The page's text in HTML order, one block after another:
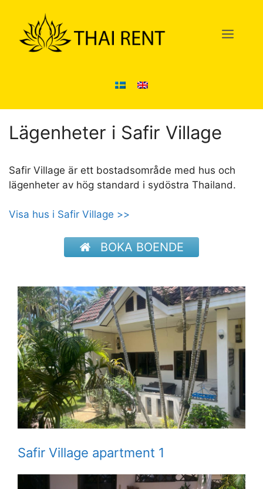
innehåll
Lägenheter i Safir Village
Safir Village är ett bostadsområde med hus och
lägenheter av hög standard i sydöstra Thailand.
Visa hus i Safir Village >>
BOKA BOENDE
Safir Village apartment 1